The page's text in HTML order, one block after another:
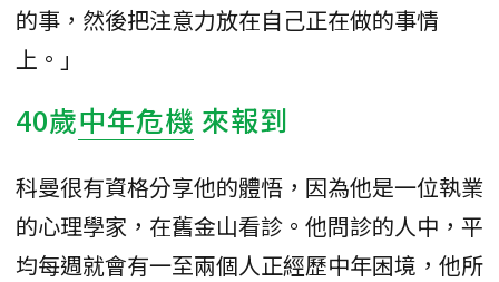
的事，然後把注意力放在自己正在做的事情
上。」
40歲中年危機 來報到
科曼很有資格分享他的體悟，因為他是一位執業
的心理學家，在舊金山看診。他問診的人中，平
均每週就會有一至兩個人正經歷中年困境，他所